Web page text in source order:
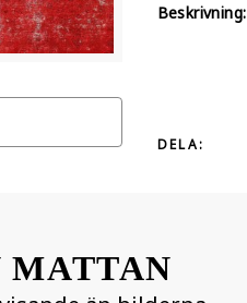
Beskrivning:
DELA:
MATTAN